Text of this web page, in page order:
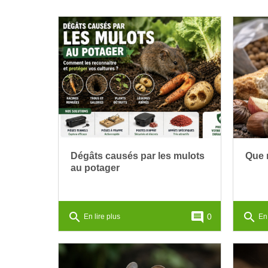
Dégâts causés par les mulots
au potager
search En lire plus comment 0
Que
search